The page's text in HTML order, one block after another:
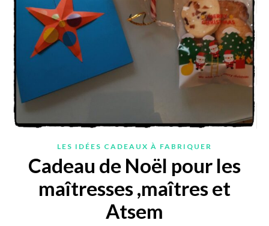
LES IDÉES CADEAUX À FABRIQUER
Cadeau de Noël pour les
maîtresses ,maîtres et
Atsem